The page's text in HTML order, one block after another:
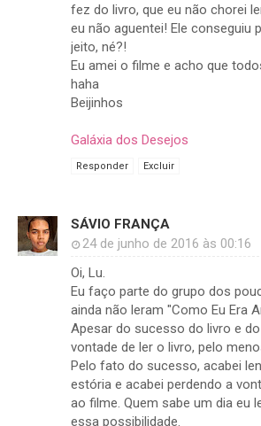
fez do livro, que eu não chorei
eu não aguentei! Ele conseguiu
jeito, né?!
Eu amei o filme e acho que
haha
Beijinhos
Galáxia dos Desejos
Responder Excluir
SÁVIO FRANÇA
24 de junho de 2016 às 00:16
Oi, Lu.
Eu faço parte do grupo dos
ainda não leram "Como Eu Era
Apesar do sucesso do livro e
vontade de ler o livro, pelo
Pelo fato do sucesso, acabei
estória e acabei perdendo a
ao filme. Quem sabe um dia eu
essa possibilidade.